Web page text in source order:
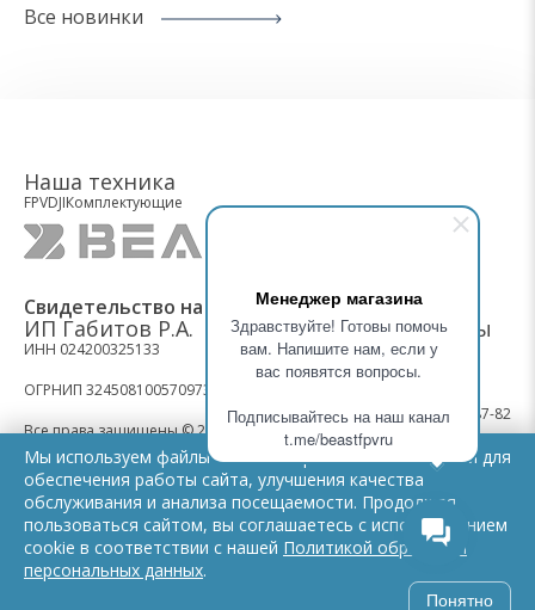
Менеджер магазина
Здравствуйте! Готовы помочь
вам. Напишите нам, если у
вас появятся вопросы.
Подписывайтесь на наш канал
t.me/beastfpvru
Все новинки
Наша техника
FPVDJIКомплектующие
Свидетельство на товарный знак BEASTFPV
ИП Габитов Р.А.
ИНН 024200325133
ОГРНИП 324508100570973
Все права защищены © 2026
Политика конфиденциальности
Обработка персональных данных
Контакты
+7 (495) 487-87-82
Мы работаем:
Пн-Пт: 9.00 - 21.00
Cб: 11.00 - 16.00
Вс: выходной
Мы используем файлы cookie и сервисы веб-аналитики для
обеспечения работы сайта, улучшения качества
обслуживания и анализа посещаемости. Продолжая
пользоваться сайтом, вы соглашаетесь с использованием
cookie в соответствии с нашей Политикой обработки
персональных данных.
Понятно